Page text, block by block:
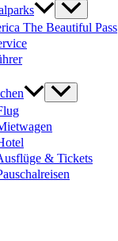
The Beautiful Pass
& Tickets